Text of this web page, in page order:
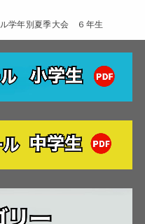
学年別夏季大会 ６年生